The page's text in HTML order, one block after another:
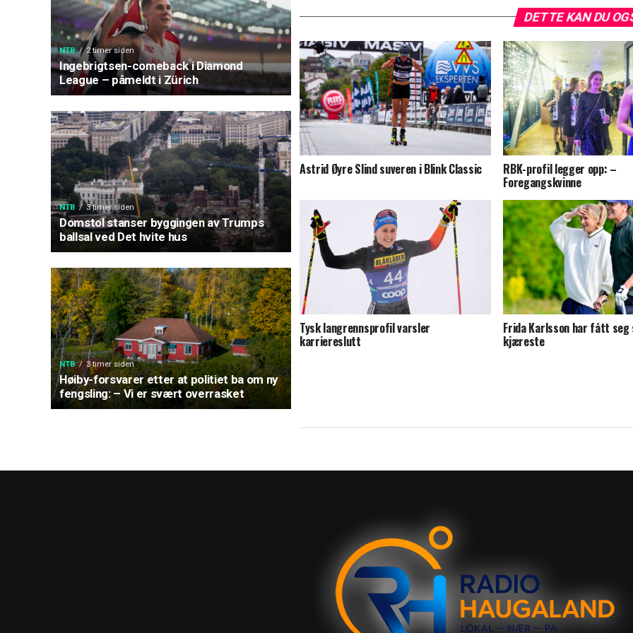
NTB 2 timer siden
Ingebrigtsen-comeback i Diamond
League – påmeldt i Zürich
NTB 3 timer siden
Domstol stanser byggingen av Trumps
ballsal ved Det hvite hus
NTB 3 timer siden
Høiby-forsvarer etter at politiet ba om ny
fengsling: – Vi er svært overrasket
DETTE KAN DU
Astrid Øyre Slind suveren i Blink Classic RBK-profil legger opp: –
Foregangskvinne
Tysk langrennsprofil varsler
karriereslutt
Frida Karlsson har fått
kjæreste